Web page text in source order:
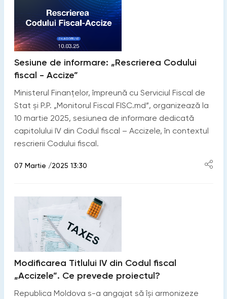
Sesiune de informare: „Rescrierea Codului
fiscal - Accize”
Ministerul Finanțelor, împreună cu Serviciul Fiscal de
Stat și P.P. „Monitorul Fiscal FISC.md”, organizează la
10 martie 2025, sesiunea de informare dedicată
capitolului IV din Codul fiscal – Accizele, în contextul
rescrierii Codului fiscal.
07 Martie /2025 13:30
Modificarea Titlului IV din Codul fiscal
„Accizele”. Ce prevede proiectul?
Republica Moldova s-a angajat să îşi armonizeze